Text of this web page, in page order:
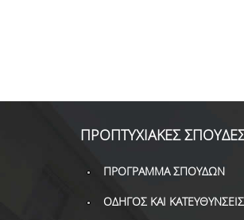
ΠΡΟΠΤΥΧΙΑΚΕΣ
ΠΡΟΓΡΑΜΜΑ ΣΠΟΥΔΩΝ
ΟΔΗΓΟΣ ΚΑΙ